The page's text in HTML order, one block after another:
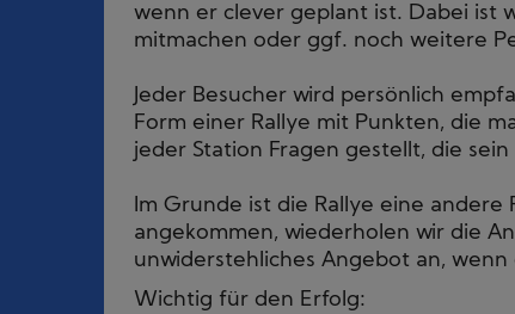
wenn er clever geplant ist. Dabei ist
mitmachen oder ggf. noch weitere
Jeder Besucher wird persönlich
Form einer Rallye mit Punkten, die
jeder Station Fragen gestellt, die
Im Grunde ist die Rallye eine andere
angekommen, wiederholen wir die
unwiderstehliches Angebot an,
Wichtig für den Erfolg: